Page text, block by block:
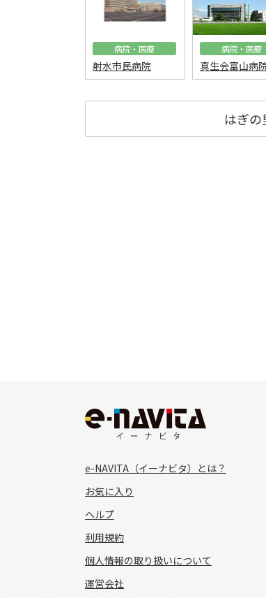
病院・医療
射水市民病院
病院・医療
真生会富山病
はぎ
e-NAVITA（イーナビタ）とは？
お気に入り
ヘルプ
利用規約
個人情報の取り扱いについて
運営会社